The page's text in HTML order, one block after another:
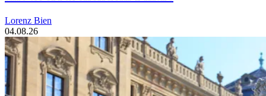
Lorenz Bien
04.08.26